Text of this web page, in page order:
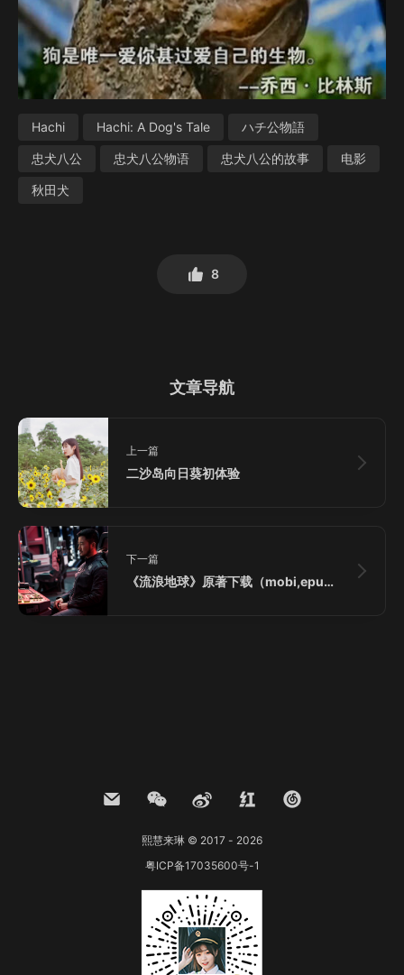
Hachi Hachi: A Dog's Tale ハチ公物語
忠犬八公 忠犬八公物语 忠犬八公的故事 电影
秋田犬
8
文章导航
上一篇
二沙岛向日葵初体验
下一篇
《流浪地球》原著下载（mobi,epub,pdf）
熙慧来琳 © 2017 - 2026
粤ICP备17035600号-1